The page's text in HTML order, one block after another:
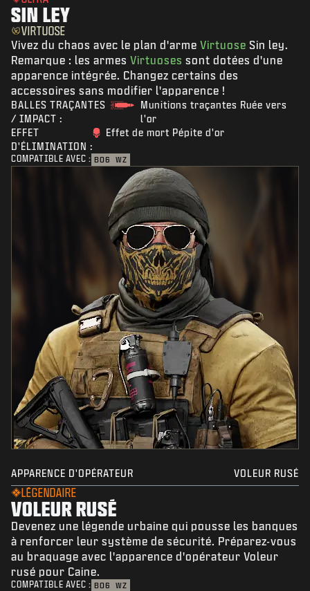
SIN LEY
VIRTUOSE
Vivez du chaos avec le plan d'arme Virtuose Sin ley.
Remarque : les armes Virtuoses sont dotées d'une
apparence intégrée. Changez certains des
accessoires sans modifier l'apparence !
BALLES TRAÇANTES
/ IMPACT :
Munitions traçantes Ruée vers
l'or
EFFET
D'ÉLIMINATION :
Effet de mort Pépite d'or
COMPATIBLE AVEC : BO6 WZ
APPARENCE D'OPÉRATEUR VOLEUR RUSÉ
LÉGENDAIRE
VOLEUR RUSÉ
Devenez une légende urbaine qui pousse les banques
à renforcer leur système de sécurité. Préparez-vous
au braquage avec l'apparence d'opérateur Voleur
rusé pour Caine.
COMPATIBLE AVEC : BO6 WZ